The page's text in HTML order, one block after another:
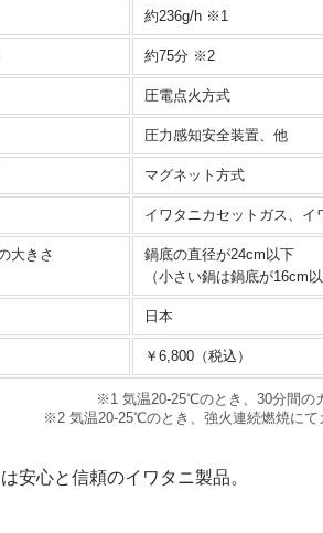
約236g/h ※1
約75分 ※2
圧電点火方式
圧力感知安全装置、他
マグネット方式
イワタニカセットガス、
大きさ
鍋底の直径が24cm以下
（小さい鍋は鍋底が16cm以
日本
￥6,800（税込）
※1 気温20-25℃のとき、30分間の
※2 気温20-25℃のとき、強火連続燃焼に
は安心と信頼のイワタニ製品。